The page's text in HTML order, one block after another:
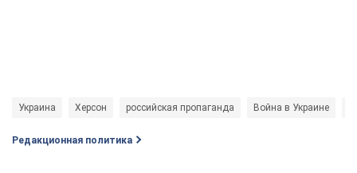
Украина Херсон российская пропаганда Война в Украине
Редакционная политика